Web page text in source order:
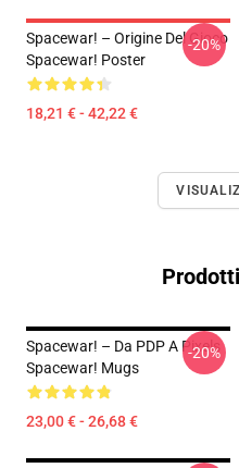
Spacewar! – Origine Del Gioco
Spacewar! Poster
18,21 € - 42,22 €
-20%
Spacewar! – Da PDP A Pixels
Spacewar! Mugs
23,00 € - 26,68 €
-20%